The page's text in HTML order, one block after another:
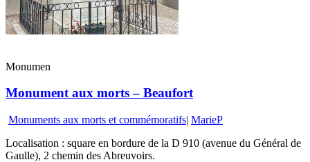
Monumen
Monument aux morts – Beaufort
Monuments aux morts et commémoratifs| MarieP
Localisation : square en bordure de la D 910 (avenue du Général de
Gaulle), 2 chemin des Abreuvoirs.